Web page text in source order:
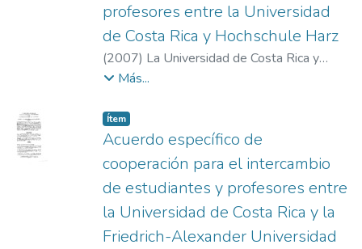
profesores entre la Universidad
de Costa Rica y Hochschule Harz
(2007) La Universidad de Costa Rica y
Hochschule Harz
Más...
Item type:
Ítem,
Acuerdo específico de
cooperación para el intercambio
de estudiantes y profesores entre
la Universidad de Costa Rica y la
Friedrich-Alexander Universidad